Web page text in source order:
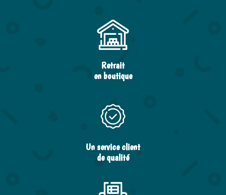
Retrait
en boutique
Un service client
de qualité